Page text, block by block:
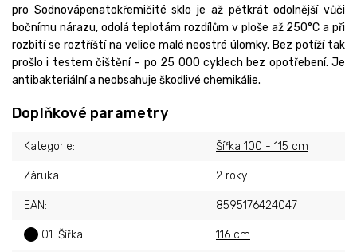
pro Sodnovápenatokřemičité sklo je až pětkrát odolnější vůči
bočnímu nárazu, odolá teplotám rozdílům v ploše až 250°C a při
rozbití se roztříští na velice malé neostré úlomky. Bez potíží tak
prošlo i testem čištění – po 25 000 cyklech bez opotřebení. Je
antibakteriální a neobsahuje škodlivé chemikálie.
Doplňkové parametry
Kategorie: Šířka 100 - 115 cm
Záruka: 2 roky
EAN: 8595176424047
01. Šířka: 116 cm